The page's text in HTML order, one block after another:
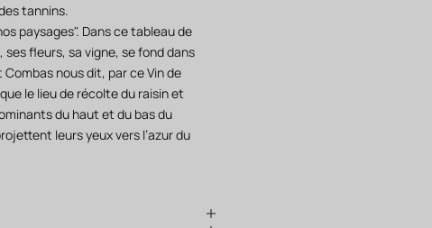
tannins.
paysages". Dans ce tableau de
fleurs, sa vigne, se fond dans
nous dit, par ce Vin de
le lieu de récolte du raisin et
du haut et du bas du
leurs yeux vers l’azur du